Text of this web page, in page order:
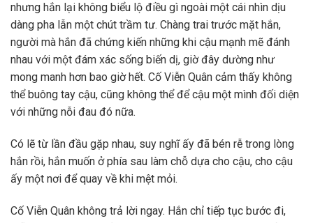
nhưng hắn lại không biểu lộ điều gì ngoài một cái nhìn dịu
dàng pha lẫn một chút trầm tư. Chàng trai trước mặt hắn,
người mà hắn đã chứng kiến những khi cậu mạnh mẽ đánh
nhau với một đám xác sống biến dị, giờ đây dường như
mong manh hơn bao giờ hết. Cố Viễn Quân cảm thấy không
thể buông tay cậu, cũng không thể để cậu một mình đối diện
với những nỗi đau đó nữa.
Có lẽ từ lần đầu gặp nhau, suy nghĩ ấy đã bén rễ trong lòng
hắn rồi, hắn muốn ở phía sau làm chỗ dựa cho cậu, cho cậu
ấy một nơi để quay về khi mệt mỏi.
Cố Viễn Quân không trả lời ngay. Hắn chỉ tiếp tục bước đi,